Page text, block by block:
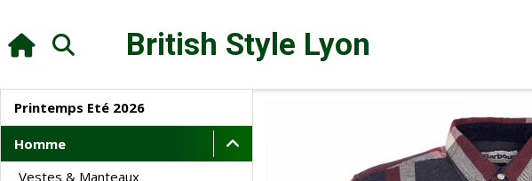
British Style Lyon
Printemps Eté 2026
Homme
Vestes & Manteaux